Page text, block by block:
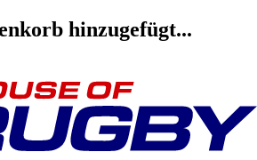
hinzugefügt...